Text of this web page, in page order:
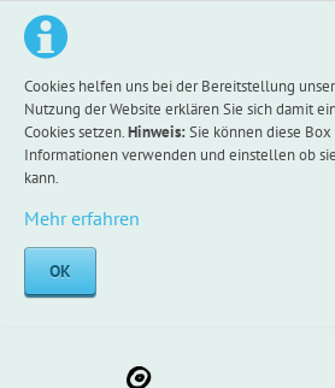
Cookies helfen uns bei der Bereitstellung
Nutzung der Website erklären Sie sich damit
Cookies setzen.Hinweis:Sie können diese
Informationen verwenden und einstellen ob
kann.
Mehr erfahren
OK